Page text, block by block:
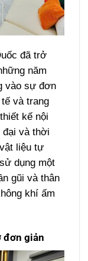
đã trở
năm
vào sự đơn
và trang
kế nội
đại và thời
liệu tự
dụng một
gũi và thân
khí ấm
đơn giản